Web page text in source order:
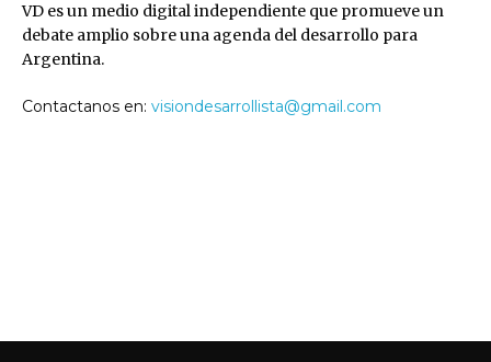
VD es un medio digital independiente que promueve un
debate amplio sobre una agenda del desarrollo para
Argentina.
Contactanos en: visiondesarrollista@gmail.com